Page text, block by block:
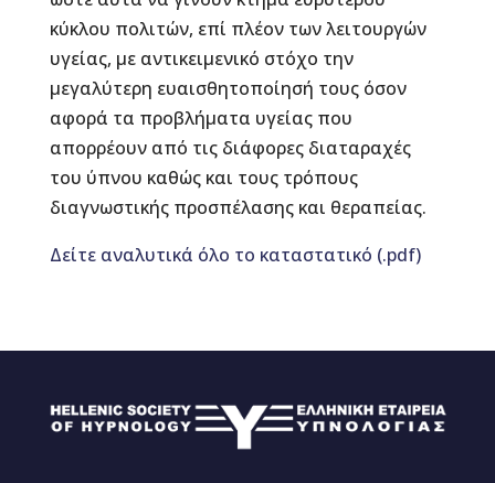
κύκλου πολιτών, επί πλέον των λειτουργών
υγείας, με αντικειμενικό στόχο την
μεγαλύτερη ευαισθητοποίησή τους όσον
αφορά τα προβλήματα υγείας που
απορρέουν από τις διάφορες διαταραχές
του ύπνου καθώς και τους τρόπους
διαγνωστικής προσπέλασης και θεραπείας.
Δείτε αναλυτικά όλο το καταστατικό (.pdf)